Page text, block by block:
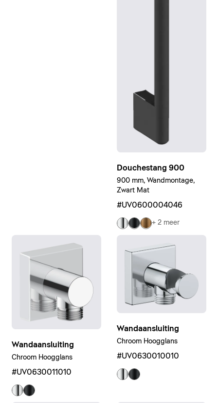
Douchestang 900
900 mm, Wandmontage,
Zwart Mat
#UV0600004046
+ 2 meer
Wandaansluiting
Chroom Hoogglans
#UV0630011010
Wandaansluiting
Chroom Hoogglans
#UV0630010010